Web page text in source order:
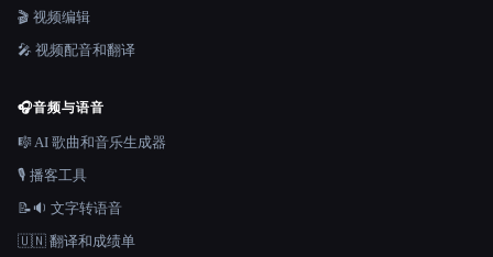
🎬 视频编辑
🎤 视频配音和翻译
🎧音频与语音
🎼 AI 歌曲和音乐生成器
🎙️ 播客工具
📝🔉 文字转语音
🇺🇳 翻译和成绩单